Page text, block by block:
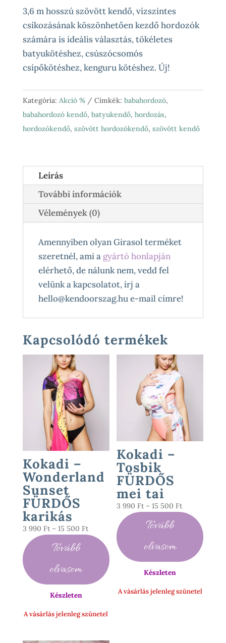
was:
26
000 Ft.
is:
11
900 Ft.
3,6 m hosszú szövött kendő, vízszintes
csíkozásának köszönhetően kezdő hordozók
számára is ideális választás, tökéletes
batyukötéshez, csúszócsomós
csípőkötéshez, kenguru kötéshez. Új!
Kategória: Akció % Címkék: babahordozó,
babahordozó kendő, batyukendő, hordozás,
hordozókendő, szövött hordozókendő, szövött kendő
Leírás
További információk
Vélemények (0)
Amennyiben olyan Girasol terméket
szeretnél, ami a gyártó honlapján
elérhető, de nálunk nem, vedd fel
velünk a kapcsolatot, írj a
hello@kendoorszag.hu e-mail címre!
Kapcsolódó termékek
Kokadi –
Wonderland
Sunset
FÜRDŐS
karikás
3 990 Ft – 15 500 FtÁrtartomány:
990 Ft
500 Ft
Tovább
olvasom
Készleten
A vásárlás jelenleg szünetel
Kokadi –
Tosbik
FÜRDŐS
mei tai
3 990 Ft – 15 500 FtÁrtartomány:
990 Ft
500 Ft
Tovább
olvasom
Készleten
A vásárlás jelenleg szünetel